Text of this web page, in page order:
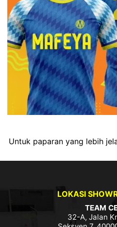
Untuk paparan yang lebih
LOKASI
TEAM
32-A, Jalan